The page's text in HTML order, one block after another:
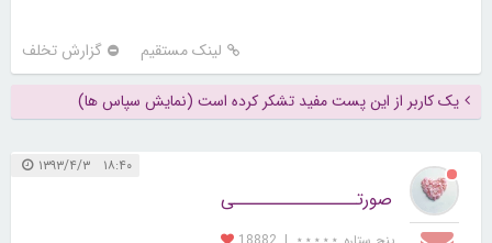
لینک مستقیم گزارش تخلف
یک کاربر از این پست مفید تشکر کرده است (نمایش سپاس ها)
۱۸:۴۰ ۱۳۹۳/۴/۳
صورتــــــــــــــــی